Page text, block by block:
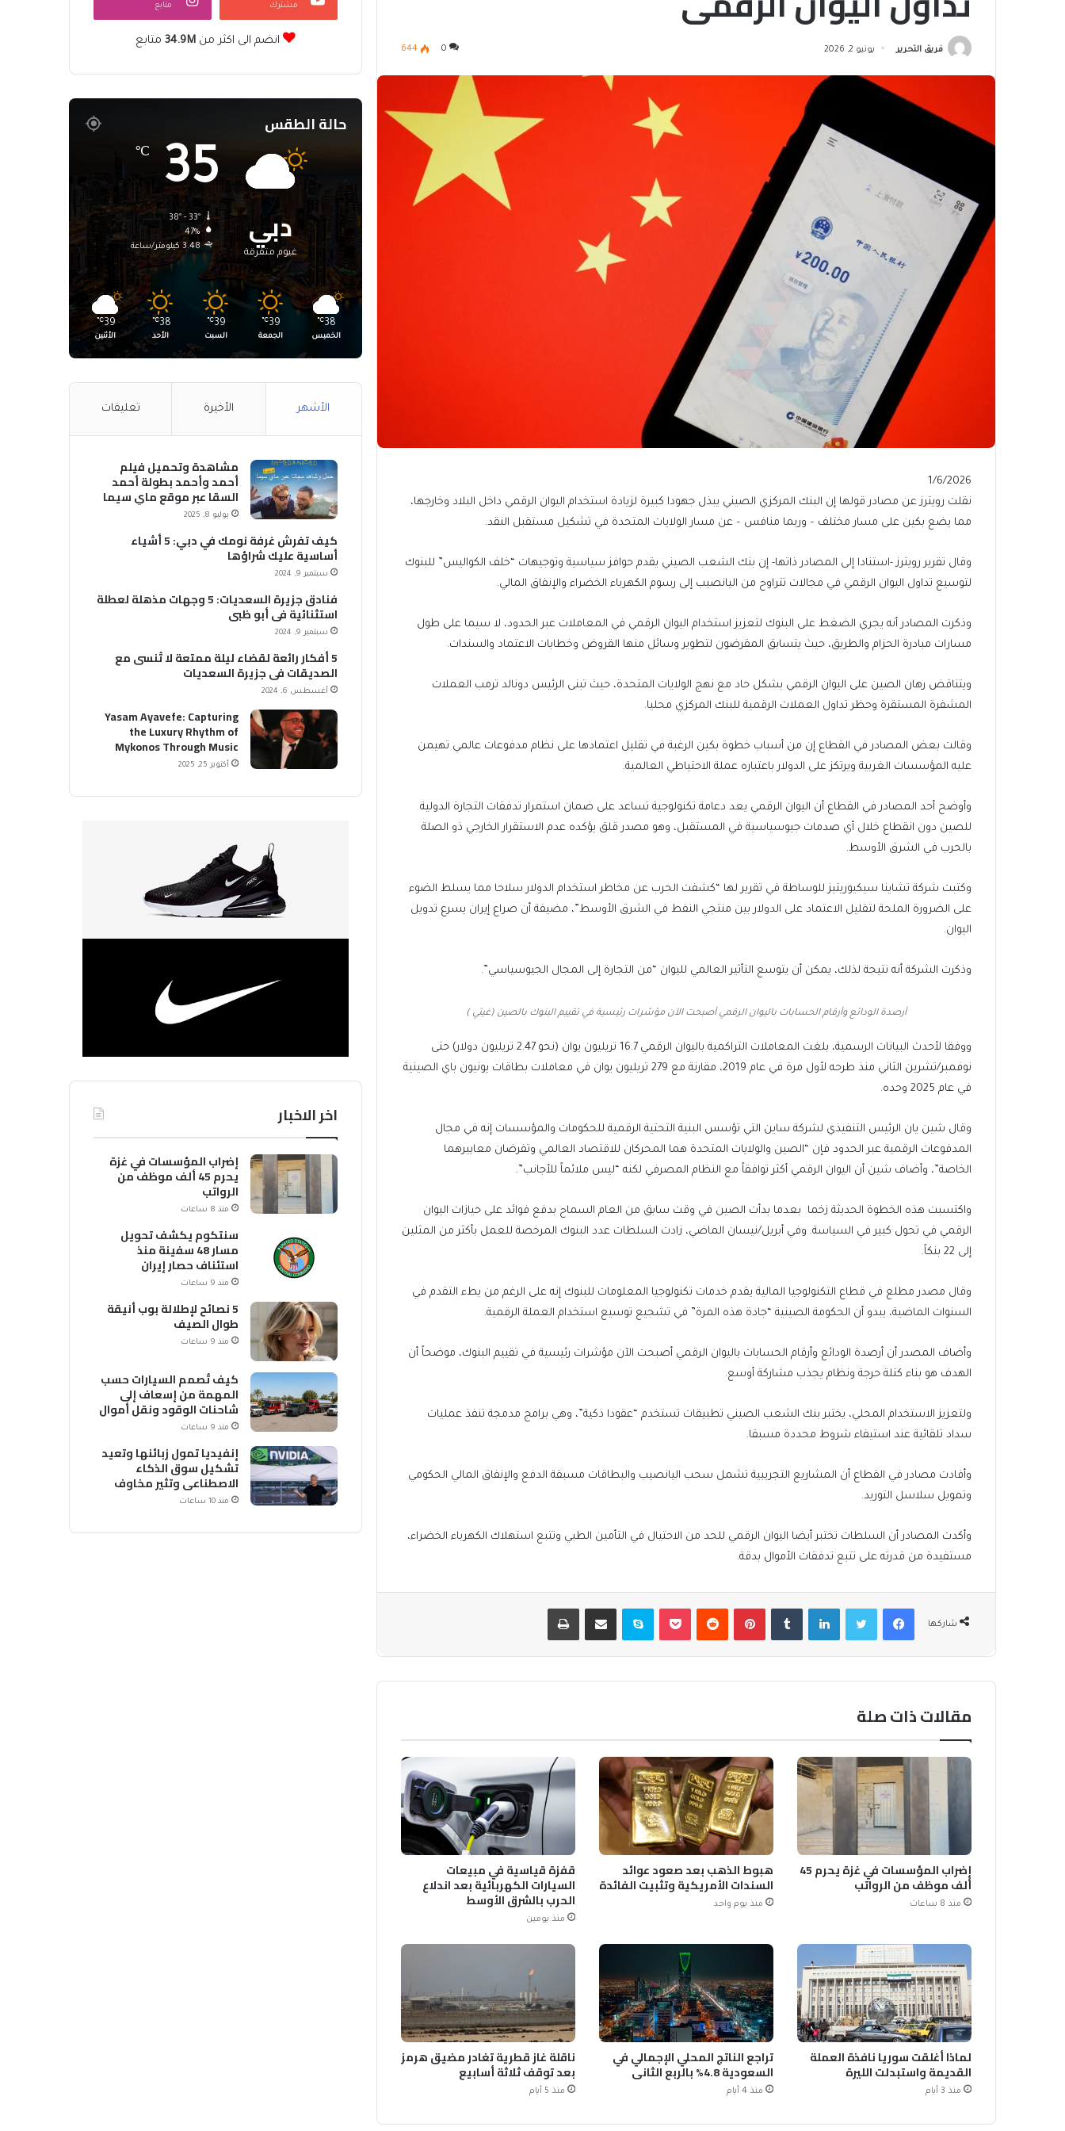
فريق التحرير يونيو 2, 2026 0
644
Published
On
1/6/2026
1/6/2026
نقلت رويترز عن مصادر قولها إن البنك المركزي الصيني يبذل جهودا كبيرة لزيادة استخدام اليوان ⁠⁠⁠⁠الرقمي داخل البلاد وخارجها،
مما ⁠⁠⁠⁠يضع بكين على مسار مختلف – وربما منافس – عن مسار الولايات المتحدة في تشكيل مستقبل النقد.
وقال تقرير رويترز -استنادا إلى المصادر ذاتها- إن بنك الشعب الصيني يقدم حوافز سياسية وتوجيهات “خلف الكواليس” للبنوك
لتوسيع ⁠⁠⁠⁠تداول اليوان الرقمي في مجالات تتراوح من اليانصيب إلى رسوم الكهرباء الخضراء والإنفاق المالي.
وذكرت المصادر أنه يجري الضغط على البنوك لتعزيز استخدام اليوان الرقمي في المعاملات عبر الحدود، لا سيما على طول
مسارات مبادرة الحزام والطريق، حيث يتسابق المقرضون لتطوير وسائل ⁠⁠⁠⁠منها القروض وخطابات الاعتماد والسندات.
ويتناقض رهان الصين على اليوان الرقمي بشكل حاد مع نهج الولايات المتحدة، حيث تبنى الرئيس دونالد ترمب العملات
المشفرة المستقرة وحظر تداول العملات الرقمية للبنك المركزي محليا.
وقالت بعض المصادر في القطاع إن من أسباب خطوة بكين الرغبة في تقليل اعتمادها على نظام ‌‌‌‌مدفوعات عالمي تهيمن
عليه المؤسسات الغربية ويرتكز على الدولار باعتباره عملة الاحتياطي العالمية.
وأوضح أحد المصادر في القطاع أن اليوان الرقمي يعد دعامة تكنولوجية تساعد على ضمان استمرار تدفقات التجارة الدولية
للصين دون انقطاع خلال أي صدمات جيوسياسية في المستقبل، وهو مصدر قلق يؤكده عدم الاستقرار الخارجي ذو الصلة
بالحرب في الشرق الأوسط.
وكتبت شركة تشاينا سيكيوريتيز للوساطة في تقرير لها “كشفت الحرب عن مخاطر استخدام الدولار سلاحا مما يسلط الضوء
على الضرورة الملحة لتقليل الاعتماد على الدولار بين منتجي النفط في الشرق الأوسط”، مضيفة أن صراع إيران يسرع تدويل
اليوان.
وذكرت الشركة أنه نتيجة لذلك، يمكن أن يتوسع التأثير العالمي لليوان “من التجارة إلى ⁠⁠⁠⁠المجال الجيوسياسي”.
أرصدة الودائع وأرقام الحسابات باليوان الرقمي أصبحت الآن مؤشرات رئيسية في تقييم البنوك بالصين (غيتي )
ووفقا ⁠لأحدث البيانات الرسمية، بلغت المعاملات التراكمية باليوان الرقمي 16.7 تريليون يوان (نحو 2.47 تريليون دولار) حتى
نوفمبر/تشرين الثاني منذ طرحه لأول مرة في عام 2019، مقارنة مع 279 تريليون يوان في معاملات بطاقات يونيون باي الصينية
في عام 2025 وحده.
وقال شين يان الرئيس التنفيذي لشركة ساين التي تؤسس البنية التحتية الرقمية للحكومات والمؤسسات ⁠⁠⁠⁠إنه في مجال
المدفوعات الرقمية عبر الحدود فإن “الصين والولايات المتحدة هما المحركان للاقتصاد العالمي وتفرضان معاييرهما
الخاصة”، وأضاف شين أن اليوان الرقمي أكثر توافقاً مع النظام المصرفي لكنه “ليس ملائماً للأجانب”.
واكتسبت هذه الخطوة الحديثة زخما ⁠⁠ ⁠⁠بعدما بدأت الصين في وقت سابق من العام السماح بدفع فوائد على حيازات ⁠⁠⁠⁠اليوان
الرقمي في تحول كبير في السياسة. وفي أبريل/نيسان الماضي، زادت السلطات عدد البنوك المرخصة للعمل بأكثر من المثلين
إلى 22 بنكاً.
وقال مصدر مطلع في قطاع التكنولوجيا المالية يقدم خدمات تكنولوجيا المعلومات للبنوك إنه على الرغم من بطء التقدم في
السنوات الماضية، يبدو أن الحكومة الصينية “جادة هذه المرة” في تشجيع توسيع استخدام العملة الرقمية.
وأضاف ‌‌‌‌المصدر أن أرصدة الودائع وأرقام الحسابات باليوان الرقمي أصبحت الآن مؤشرات رئيسية في تقييم البنوك، موضحاً أن
الهدف هو بناء كتلة حرجة ونظام يجذب مشاركة أوسع.
ولتعزيز الاستخدام المحلي، يختبر بنك الشعب الصيني تطبيقات تستخدم “عقودا ذكية”، وهي برامج مدمجة تنفذ عمليات
سداد تلقائية عند استيفاء ‌‌‌‌شروط ‌‌‌‌محددة مسبقا.
وأفادت مصادر في القطاع أن المشاريع التجريبية تشمل سحب اليانصيب والبطاقات مسبقة الدفع والإنفاق المالي الحكومي
وتمويل سلاسل التوريد.
وأكدت المصادر أن السلطات تختبر أيضا اليوان الرقمي للحد من الاحتيال في التأمين الطبي وتتبع استهلاك الكهرباء الخضراء،
مستفيدة من قدرته على تتبع تدفقات الأموال بدقة.
شاركها
فيسبوكتويتر لينكدإن بينتيريست بوكيت سكايب مشاركة عبر البريد طباعة
مقالات ذات صلة
إضراب المؤسسات في غزة يحرم 45
ألف موظف من الرواتب
منذ 8 ساعات
هبوط الذهب بعد صعود عوائد
السندات الأمريكية وتثبيت الفائدة
منذ يوم واحد
قفزة قياسية في مبيعات
السيارات الكهربائية بعد اندلاع
الحرب بالشرق الأوسط
منذ يومين
لماذا أغلقت سوريا نافذة العملة
القديمة واستبدلت الليرة
منذ 3 أيام
تراجع الناتج المحلي الإجمالي في
السعودية 4.8% بالربع الثاني
منذ 4 أيام
ناقلة غاز قطرية تغادر مضيق هرمز
بعد توقف ثلاثة أسابيع
منذ 5 أيام
مشترك متابع
انضم الى اكثر من34.9M متابع
حالة الطقس
دبي
غيوم متفرقة
35
℃
38º - 33º
47%
3.48 كيلومتر/ساعة
38
℃
الخميس
39
℃
الجمعة
39
℃
السبت
38
℃
الأحد
39
℃
الأثنين
الأشهر الأخيرة تعليقات
مشاهدة وتحميل فيلم
أحمد وأحمد بطولة أحمد
السقا عبر موقع ماي سيما
MyCima (وي سيما WeCima)
يوليو 8, 2025
كيف تفرش غرفة نومك في دبي: 5 أشياء
أساسية عليك شراؤها
سبتمبر 9, 2024
فنادق جزيرة السعديات: 5 وجهات مذهلة لعطلة
استثنائية في أبو ظبي
سبتمبر 9, 2024
5 أفكار رائعة لقضاء ليلة ممتعة لا تُنسى مع
الصديقات في جزيرة السعديات
أغسطس 6, 2024
Yasam Ayavefe: Capturing
the Luxury Rhythm of
Mykonos Through Music
أكتوبر 25, 2025
اخر الاخبار
إضراب المؤسسات في غزة
يحرم 45 ألف موظف من
الرواتب
منذ 8 ساعات
سنتكوم يكشف تحويل
مسار 48 سفينة منذ
استئناف حصار إيران
منذ 9 ساعات
5 نصائح لإطلالة بوب أنيقة
طوال الصيف
منذ 9 ساعات
كيف تُصمم السيارات حسب
المهمة من إسعاف إلى
شاحنات الوقود ونقل أموال
منذ 9 ساعات
إنفيديا تمول زبائنها وتعيد
تشكيل سوق الذكاء
الاصطناعي وتثير مخاوف
منذ 10 ساعات